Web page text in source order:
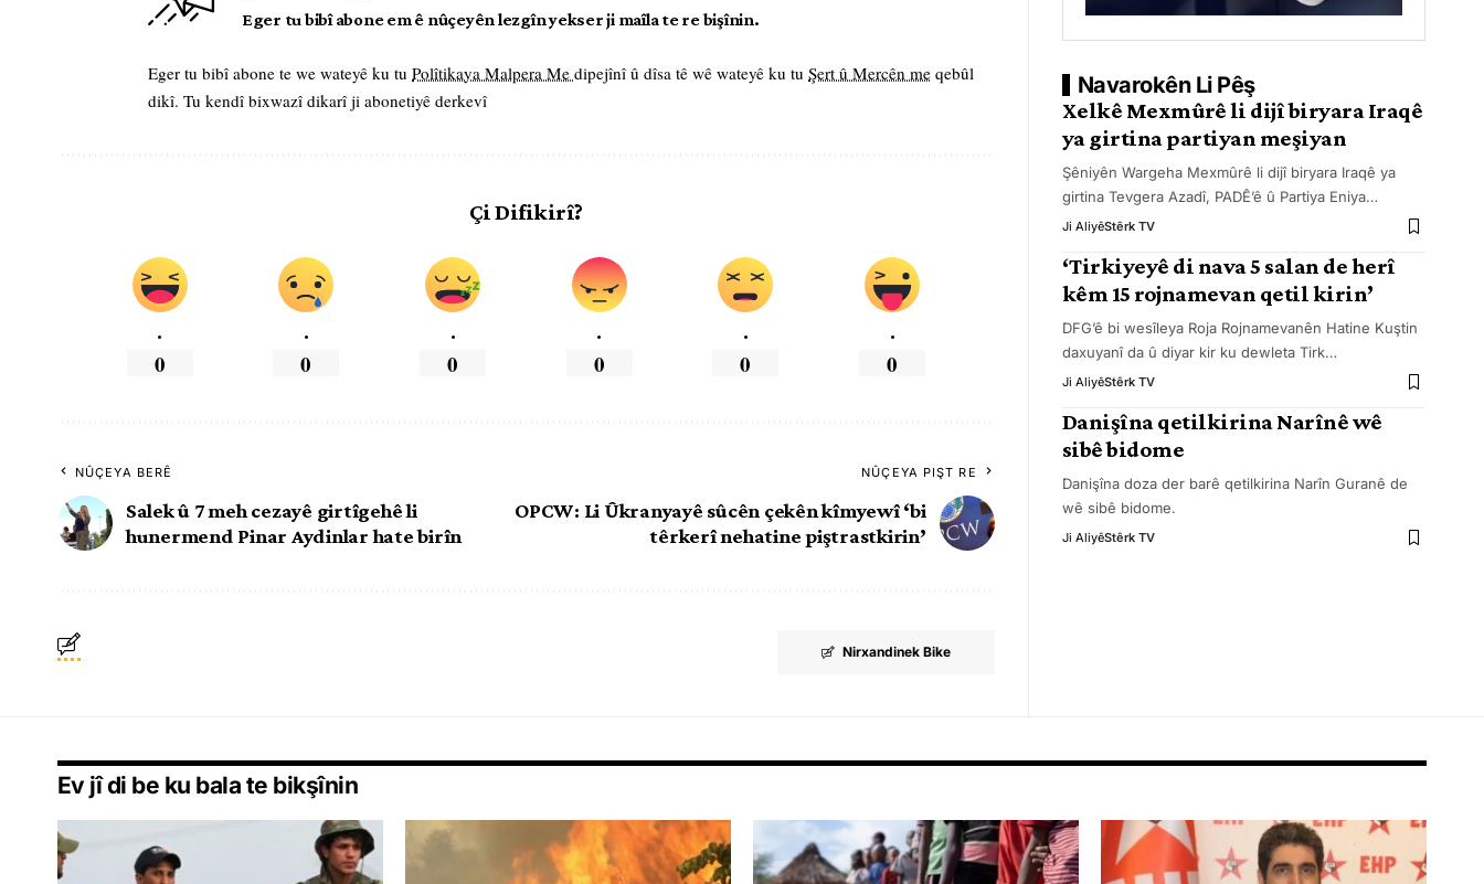
Eger tu bibî abone em ê nûçeyên lezgîn yekser ji maîla te re bişînin.
Eger tu bibî abone te we wateyê ku tu Polîtikaya Malpera Me dipejînî û dîsa tê wê wateyê ku tu Şert û Mercên me qebûl
dikî. Tu kendî bixwazî dikarî ji abonetiyê derkevî
Çi Difikirî?
.
0
.
0
.
0
.
0
.
0
.
0
NÛÇEYA BERÊ
Salek û 7 meh cezayê girtîgehê li
hunermend Pinar Aydinlar hate birîn
NÛÇEYA PIŞT RE
OPCW: Li Ûkranyayê sûcên çekên kîmyewî ‘bi
têrkerî nehatine piştrastkirin’
Nirxandinek Bike
Navarokên Li Pêş
Xelkê Mexmûrê li dijî biryara Iraqê
ya girtina partiyan meşiyan
Şêniyên Wargeha Mexmûrê li dijî biryara Iraqê ya
girtina Tevgera Azadî, PADÊ’ê û Partiya Eniya…
Ji AliyêStêrk TV
‘Tirkiyeyê di nava 5 salan de herî
kêm 15 rojnamevan qetil kirin’
DFG’ê bi wesîleya Roja Rojnamevanên Hatine Kuştin
daxuyanî da û diyar kir ku dewleta Tirk…
Ji AliyêStêrk TV
Danişîna qetilkirina Narînê wê
sibê bidome
Danişîna doza der barê qetilkirina Narîn Guranê de
wê sibê bidome.
Ji AliyêStêrk TV
Ev jî di be ku bala te bikşînin